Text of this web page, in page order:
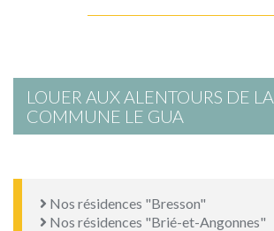
LOUER AUX ALENTOURS DE LA
COMMUNE LE GUA
Nos résidences "Bresson"
Nos résidences "Brié-et-Angonnes"